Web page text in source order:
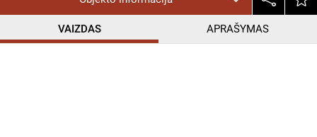
VAIZDAS APRAŠYMAS